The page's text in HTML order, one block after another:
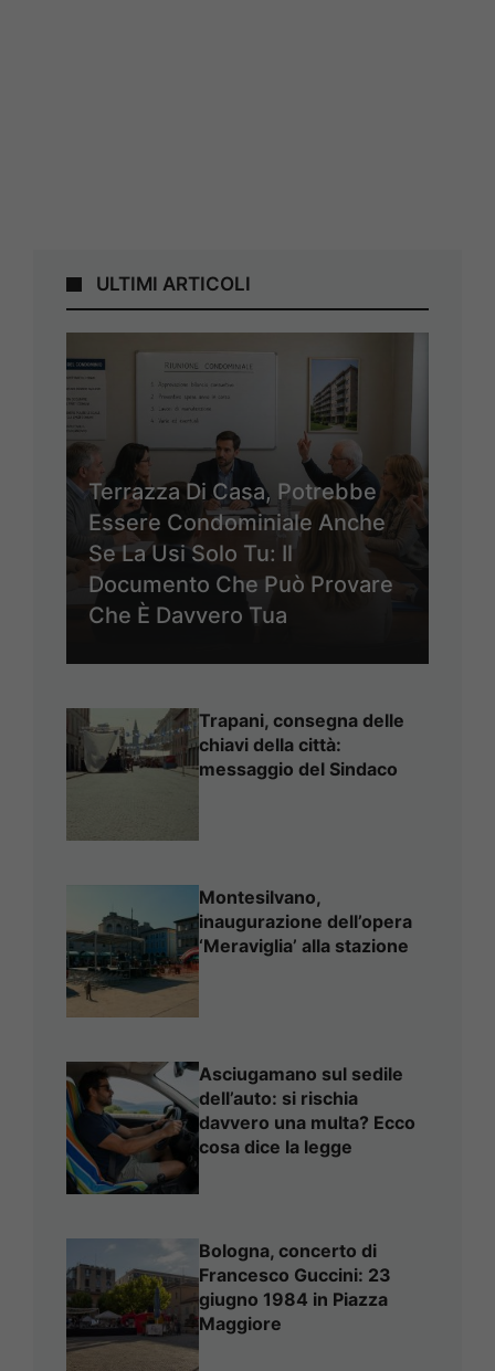
ULTIMI ARTICOLI
Terrazza Di Casa, Potrebbe
Essere Condominiale Anche
Se La Usi Solo Tu: Il
Documento Che Può Provare
Che È Davvero Tua
Trapani, consegna delle
chiavi della città:
messaggio del Sindaco
Montesilvano,
inaugurazione dell’opera
‘Meraviglia’ alla stazione
Asciugamano sul sedile
dell’auto: si rischia
davvero una multa? Ecco
cosa dice la legge
Bologna, concerto di
Francesco Guccini: 23
giugno 1984 in Piazza
Maggiore